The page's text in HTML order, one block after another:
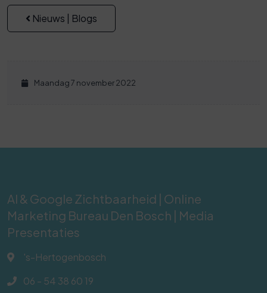
Nieuws | Blogs
Maandag 7 november 2022
AI & Google Zichtbaarheid | Online
Marketing Bureau Den Bosch | Media
Presentaties
's-Hertogenbosch
06 - 54 38 60 19